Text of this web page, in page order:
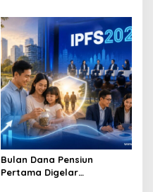
Revisi AD/ART
Bulan Dana Pensiun
Pertama Digelar